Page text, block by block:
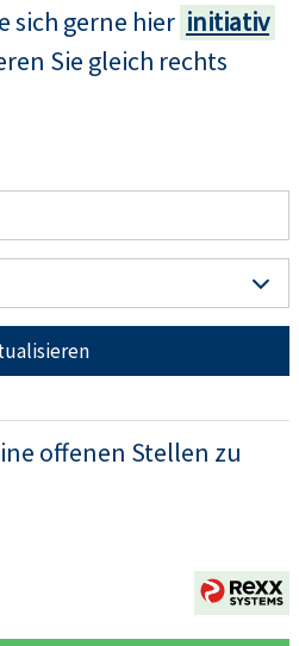
sich gerne hier initiativ
Sie gleich rechts
offenen Stellen zu